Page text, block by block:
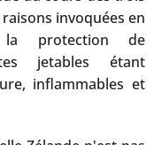
invoquées en
protection de
jetables étant
inflammables et